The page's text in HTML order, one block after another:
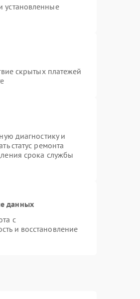
установленные
скрытых платежей
диагностику и
статус ремонта
срока службы
данных
с
и восстановление